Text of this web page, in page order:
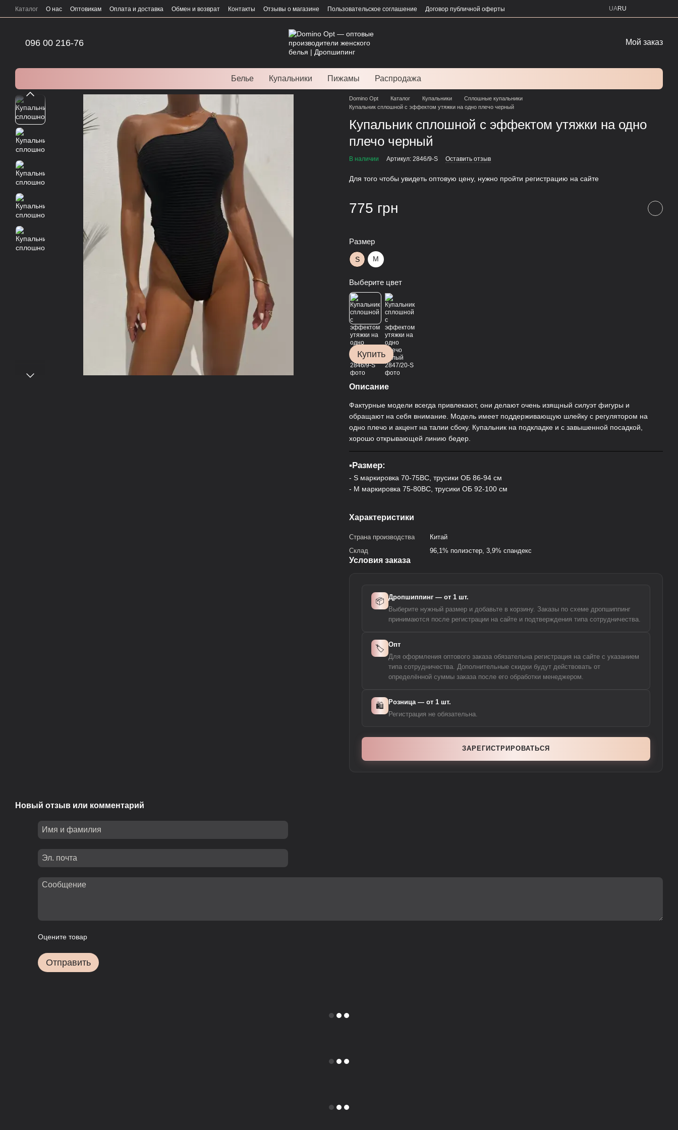
Перейти к основному контенту
Каталог О нас Оптовикам Оплата и доставка Обмен и возврат Контакты Отзывы о магазине Пользовательское соглашение Договор публичной оферты UARU
096 00 216-76 Мой заказ
Белье Купальники Пижамы Распродажа
Domino Opt Каталог Купальники
Сплошные купальники
Купальник сплошной с эффектом утяжки на одно плечо черный
Купальник сплошной с эффектом утяжки на одно
плечо черный
В наличии Артикул: 2846/9-S Оставить отзыв
Для того чтобы увидеть оптовую цену, нужно пройти регистрацию на сайте
775 грн
Размер
S M
Выберите цвет
Купить
Описание
Фактурные модели всегда привлекают, они делают очень изящный силуэт фигуры и
обращают на себя внимание. Модель имеет поддерживающую шлейку с регулятором на
одно плечо и акцент на талии сбоку. Купальник на подкладке и с завышенной посадкой,
хорошо открывающей линию бедер.
▪️Размер:
- S маркировка 70-75ВС, трусики ОБ 86-94 см
- M маркировка 75-80ВС, трусики ОБ 92-100 см
Характеристики
Страна производства
Китай
Склад
96,1% полиэстер, 3,9% спандекс
Условия заказа
📦 Дропшиппинг — от 1 шт.
Выберите нужный размер и добавьте в корзину. Заказы по схеме дропшиппинг
принимаются после регистрации на сайте и подтверждения типа сотрудничества.
🏷️ Опт
Для оформления оптового заказа обязательна регистрация на сайте с указанием
типа сотрудничества. Дополнительные скидки будут действовать от
определённой суммы заказа после его обработки менеджером.
🛍️ Розница — от 1 шт.
Регистрация не обязательна.
ЗАРЕГИСТРИРОВАТЬСЯ
Новый отзыв или комментарий
Оцените товар
Отправить